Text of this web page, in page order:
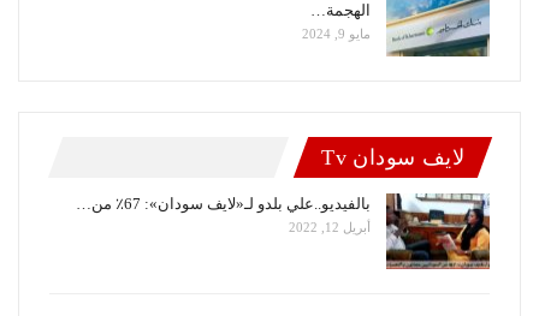
الهجمة…
مايو 9, 2024
لايف سودان Tv
بالفيديو..علي بلدو لـ«لايف سودان»: 67٪ من…
أبريل 12, 2022